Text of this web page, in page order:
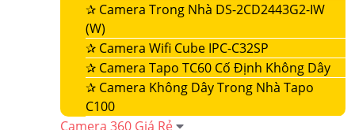
✰ Camera Trong Nhà DS-2CD2443G2-IW
(W)
✰ Camera Wifi Cube IPC-C32SP
✰ Camera Tapo TC60 Cố Định Không Dây
✰ Camera Không Dây Trong Nhà Tapo
C100
Camera 360 Giá Rẻ